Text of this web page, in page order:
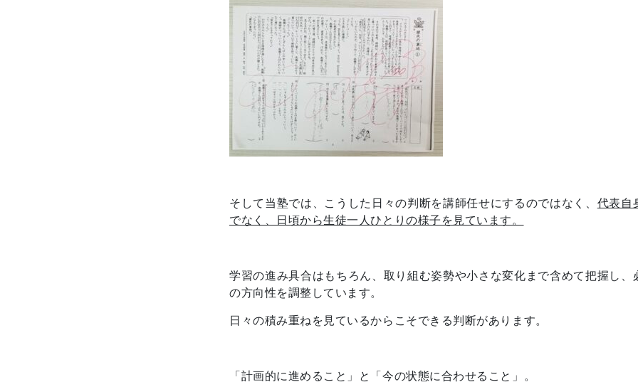
そして当塾では、こうした日々の判断を講師任せにするのではなく、 代表自
でなく、日頃から生徒一人ひとりの様子を見ています。
学習の進み具合はもちろん、取り組む姿勢や小さな変化まで含めて把握し、
の方向性を調整しています。
日々の積み重ねを見ているからこそできる判断があります。
「計画的に進めること」と「今の状態に合わせること」。